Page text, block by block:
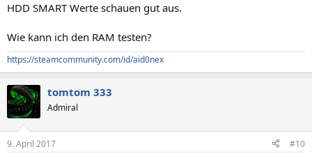
HDD SMART Werte schauen gut aus.
Wie kann ich den RAM testen?
https://steamcommunity.com/id/aid0nex
tomtom 333
Admiral
9. April 2017 #10